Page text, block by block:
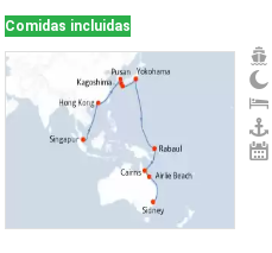
Comidas incluidas